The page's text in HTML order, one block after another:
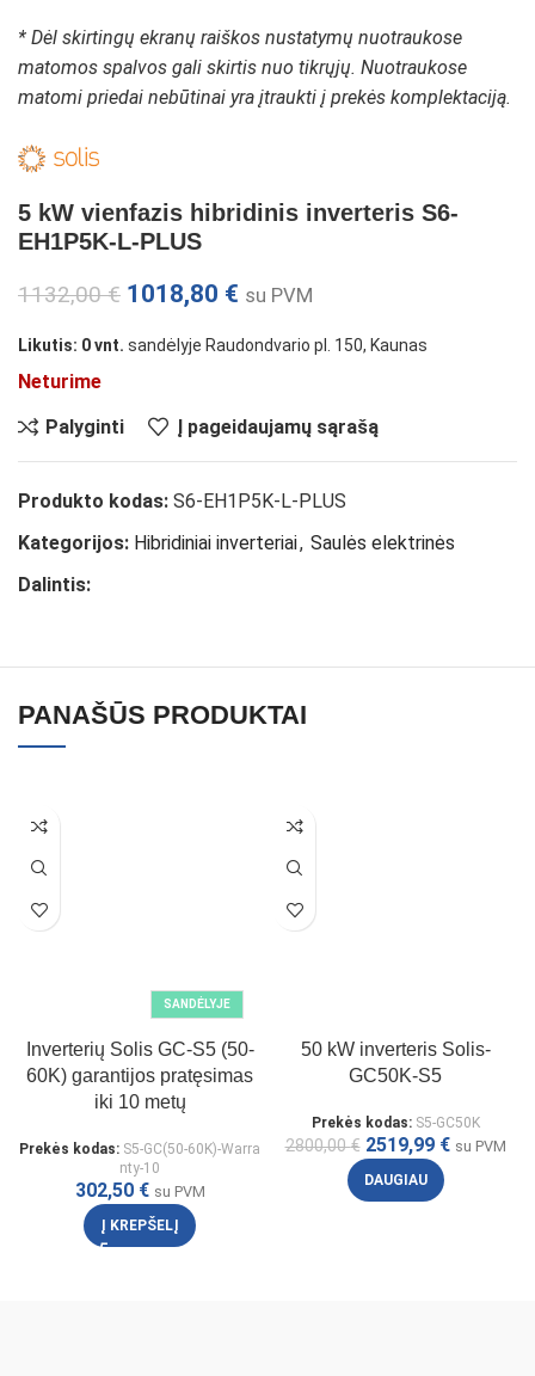
* Dėl skirtingų ekranų raiškos nustatymų nuotraukose
matomos spalvos gali skirtis nuo tikrųjų. Nuotraukose
matomi priedai nebūtinai yra įtraukti į prekės komplektaciją.
5 kW vienfazis hibridinis inverteris S6-
EH1P5K-L-PLUS
1132,00€ 1018,80 € su PVM
Likutis: 0 vnt. sandėlyje Raudondvario pl. 150, Kaunas
Neturime
Palyginti
Į pageidaujamų sąrašą
Produkto kodas: S6-EH1P5K-L-PLUS
Kategorijos: Hibridiniai inverteriai, Saulės elektrinės
Dalintis:
PANAŠŪS PRODUKTAI
SANDĖLYJE
Inverterių Solis GC-S5 (50-
60K) garantijos pratęsimas
iki 10 metų
Prekės kodas: S5-GC(50-60K)-Warra
nty-10
302,50 € su PVM
Į KREPŠELĮ
50 kW inverteris Solis-
GC50K-S5
Prekės kodas: S5-GC50K
2800,00€ 2519,99 € su PVM
DAUGIAU